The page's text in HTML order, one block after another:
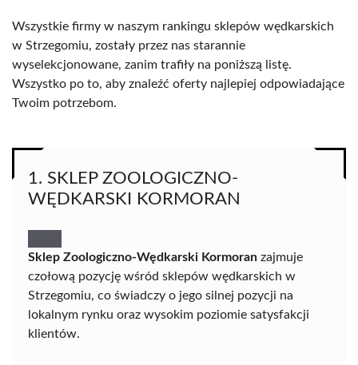
Wszystkie firmy w naszym rankingu sklepów wędkarskich
w Strzegomiu, zostały przez nas starannie
wyselekcjonowane, zanim trafiły na poniższą listę.
Wszystko po to, aby znaleźć oferty najlepiej odpowiadające
Twoim potrzebom.
1. SKLEP ZOOLOGICZNO-
WĘDKARSKI KORMORAN
Sklep Zoologiczno-Wędkarski Kormoran zajmuje
czołową pozycję wśród sklepów wędkarskich w
Strzegomiu, co świadczy o jego silnej pozycji na
lokalnym rynku oraz wysokim poziomie satysfakcji
klientów.